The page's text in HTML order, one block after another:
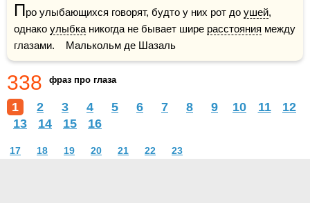
Про улыбающихся говорят, будто у них рот до ушей,
однако улыбка никогда не бывает шире расстояния между
глазами.    Малькольм де Шазаль
338 фраз про глаза
1 2 3 4 5 6 7 8 9 10 11
12
13
14 15 16
17 18 19 20 21 22 23